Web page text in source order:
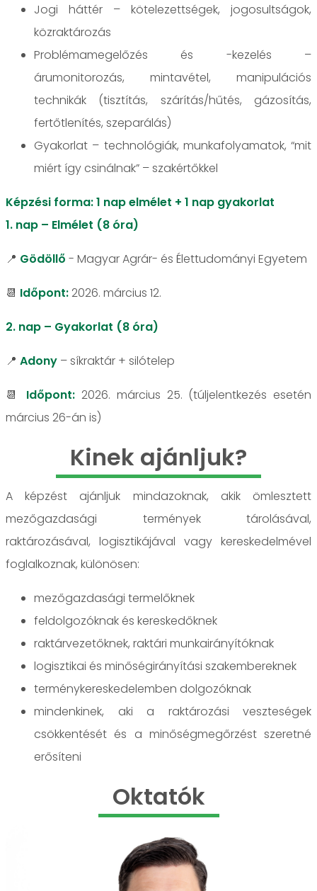
Jogi háttér – kötelezettségek, jogosultságok,
közraktározás
Problémamegelőzés és -kezelés –
árumonitorozás, mintavétel, manipulációs
technikák (tisztítás, szárítás/hűtés, gázosítás,
fertőtlenítés, szeparálás)
Gyakorlat – technológiák, munkafolyamatok, “mit
miért így csinálnak” – szakértőkkel
Képzési forma: 1 nap elmélet + 1 nap gyakorlat
1. nap – Elmélet (8 óra)
📍 Gödöllő - Magyar Agrár- és Élettudományi Egyetem
📆 Időpont:2026. március 12.
2. nap – Gyakorlat (8 óra)
📍 Adony – síkraktár + silótelep
📆 Időpont: 2026. március 25. (túljelentkezés esetén
március 26-án is)
Kinek ajánljuk?
A képzést ajánljuk mindazoknak, akik ömlesztett
mezőgazdasági termények tárolásával,
raktározásával, logisztikájával vagy kereskedelmével
foglalkoznak, különösen:
mezőgazdasági termelőknek
feldolgozóknak és kereskedőknek
raktárvezetőknek, raktári munkairányítóknak
logisztikai és minőségirányítási szakembereknek
terménykereskedelemben dolgozóknak
mindenkinek, aki a raktározási veszteségek
csökkentését és a minőségmegőrzést szeretné
erősíteni
Oktatók